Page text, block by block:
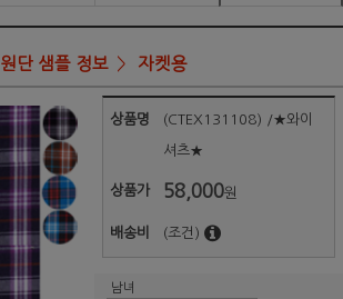
원단 샘플 정보 자켓용
상품명 (CTEX131108) /★와이
셔츠★
상품가 58,000원
배송비 (조건)
남녀